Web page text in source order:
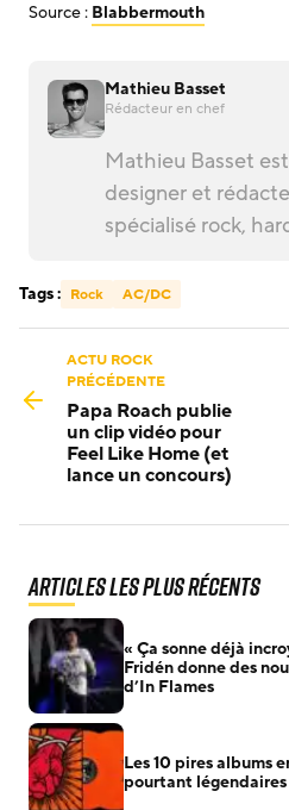
Source : Blabbermouth
Mathieu Basset
Rédacteur en chef
Mathieu Basset
designer et
spécialisé rock,
Tags : Rock AC/DC
ACTU ROCK
PRÉCÉDENTE
Papa Roach publie
un clip vidéo pour
Feel Like Home (et
lance un concours)
Articles les plus récents
« Ça sonne déjà
Fridén donne des
d’In Flames
Les 10 pires albums
pourtant